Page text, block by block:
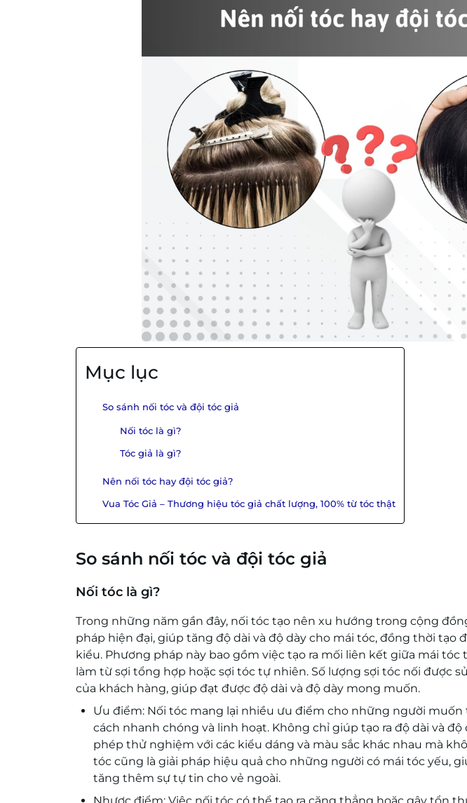
Mục lục
So sánh nối tóc và đội tóc giả
Nối tóc là gì?
Tóc giả là gì?
Nên nối tóc hay đội tóc giả?
Vua Tóc Giả – Thương hiệu tóc giả chất lượng, 100% từ tóc thật
So sánh nối tóc và đội tóc giả
Nối tóc là gì?
Trong những năm gần đây, nối tóc tạo nên xu hướng trong cộng
pháp hiện đại, giúp tăng độ dài và độ dày cho mái tóc, đồng thời tạo
kiểu. Phương pháp này bao gồm việc tạo ra mối liên kết giữa mái tóc
làm từ sợi tổng hợp hoặc sợi tóc tự nhiên. Số lượng sợi tóc nối được
của khách hàng, giúp đạt được độ dài và độ dày mong muốn.
Ưu điểm: Nối tóc mang lại nhiều ưu điểm cho những người
cách nhanh chóng và linh hoạt. Không chỉ giúp tạo ra độ dài và
phép thử nghiệm với các kiểu dáng và màu sắc khác nhau mà
tóc cũng là giải pháp hiệu quả cho những người có mái tóc yếu,
tăng thêm sự tự tin cho vẻ ngoài.